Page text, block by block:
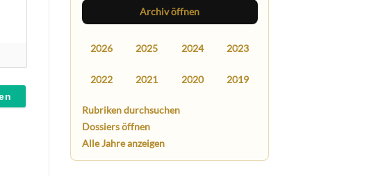
Archiv öffnen
2026 2025 2024 2023
2022 2021 2020 2019
Rubriken durchsuchen
Dossiers öffnen
Alle Jahre anzeigen